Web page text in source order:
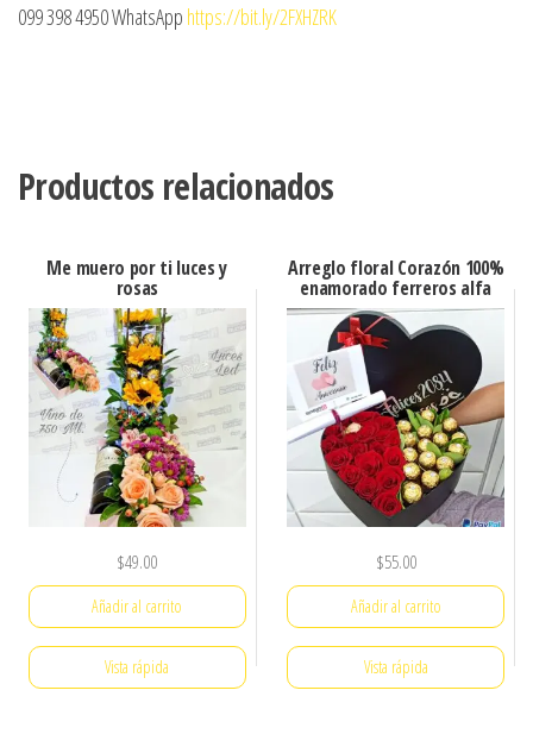
099 398 4950 WhatsApp https://bit.ly/2FXHZRK
Productos relacionados
Me muero por ti luces y
rosas
$49.00
Añadir al carrito
Vista rápida
Arreglo floral Corazón 100%
enamorado ferreros alfa
$55.00
Añadir al carrito
Vista rápida